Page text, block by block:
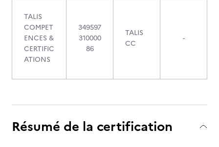
TALIS
COMPET
ENCES &
CERTIFIC
ATIONS
349597
310000
86
TALIS
CC
-
Résumé de la certification